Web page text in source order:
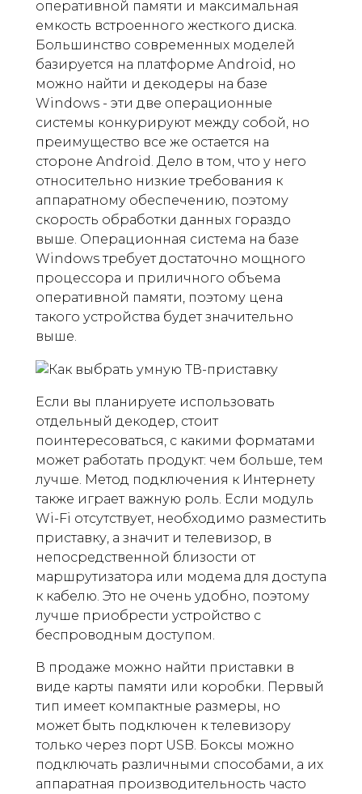
оперативной памяти и максимальная
емкость встроенного жесткого диска.
Большинство современных моделей
базируется на платформе Android, но
можно найти и декодеры на базе
Windows - эти две операционные
системы конкурируют между собой, но
преимущество все же остается на
стороне Android. Дело в том, что у него
относительно низкие требования к
аппаратному обеспечению, поэтому
скорость обработки данных гораздо
выше. Операционная система на базе
Windows требует достаточно мощного
процессора и приличного объема
оперативной памяти, поэтому цена
такого устройства будет значительно
выше.
Если вы планируете использовать
отдельный декодер, стоит
поинтересоваться, с какими форматами
может работать продукт: чем больше, тем
лучше. Метод подключения к Интернету
также играет важную роль. Если модуль
Wi-Fi отсутствует, необходимо разместить
приставку, а значит и телевизор, в
непосредственной близости от
маршрутизатора или модема для доступа
к кабелю. Это не очень удобно, поэтому
лучше приобрести устройство с
беспроводным доступом.
В продаже можно найти приставки в
виде карты памяти или коробки. Первый
тип имеет компактные размеры, но
может быть подключен к телевизору
только через порт USB. Боксы можно
подключать различными способами, а их
аппаратная производительность часто